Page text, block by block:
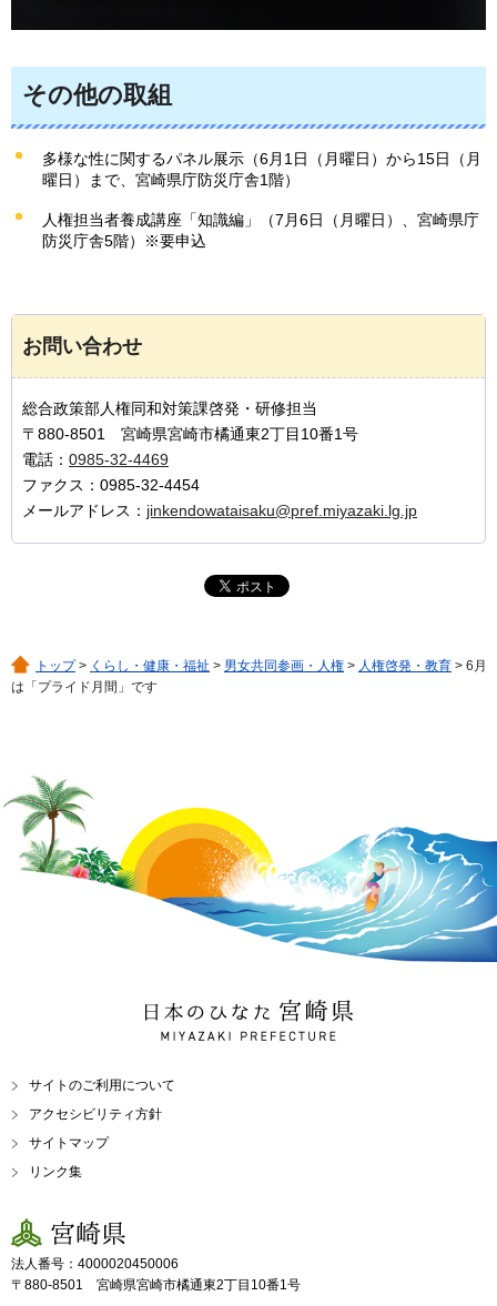
その他の取組
多様な性に関するパネル展示（6月1日（月曜日）から15日（月
曜日）まで、宮崎県庁防災庁舎1階）
人権担当者養成講座「知識編」（7月6日（月曜日）、宮崎県庁
防災庁舎5階）※要申込
お問い合わせ
総合政策部人権同和対策課啓発・研修担当
〒880-8501 宮崎県宮崎市橘通東2丁目10番1号
電話： 0985-32-4469
ファクス：0985-32-4454
メールアドレス： jinkendowataisaku@pref.miyazaki.lg.jp
トップ> くらし・健康・福祉 > 男女共同参画・人権 > 人権啓発・教育 > 6月
は「プライド月間」です
日本のひなた 宮崎県
MIYAZAKI PREFECTURE
サイトのご利用について
アクセシビリティ方針
サイトマップ
リンク集
宮崎県
法人番号：4000020450006
〒880-8501 宮崎県宮崎市橘通東2丁目10番1号